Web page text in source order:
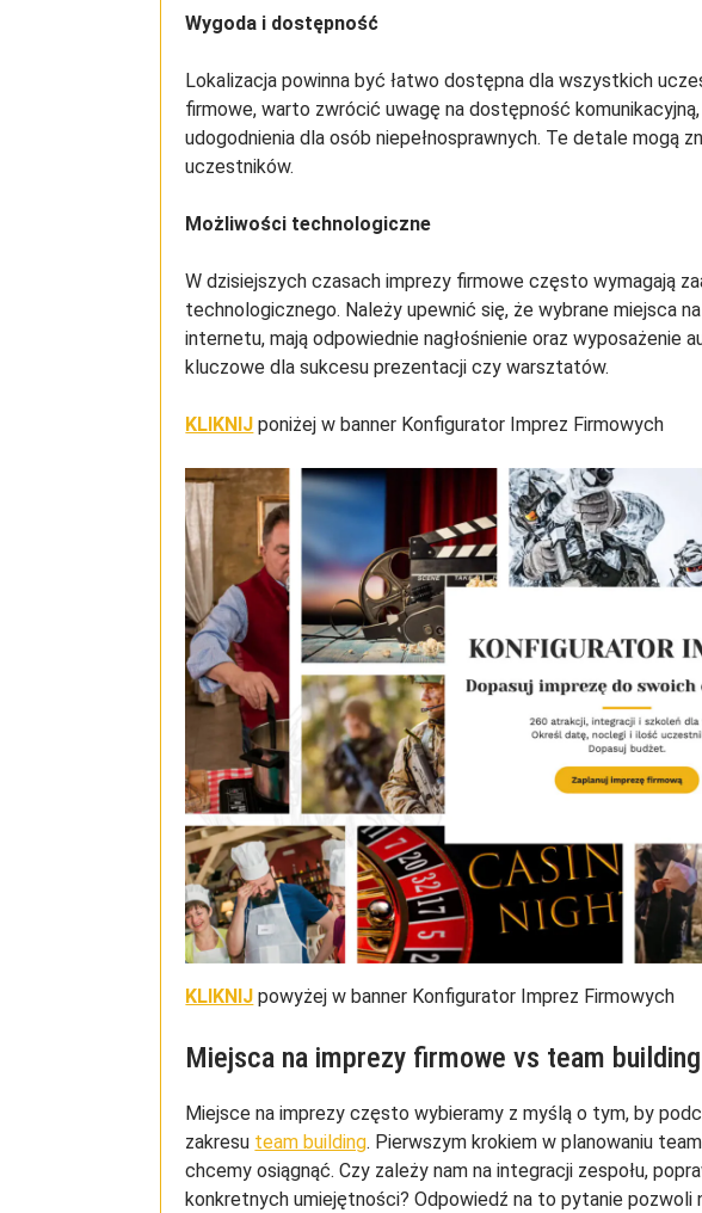
Wygoda i dostępność
Lokalizacja powinna być łatwo dostępna dla wszystkich
firmowe, warto zwrócić uwagę na dostępność
udogodnienia dla osób niepełnosprawnych. Te detale mogą
uczestników.
Możliwości technologiczne
W dzisiejszych czasach imprezy firmowe często wymagają
technologicznego. Należy upewnić się, że wybrane miejsca
internetu, mają odpowiednie nagłośnienie oraz wyposażenie
kluczowe dla sukcesu prezentacji czy warsztatów.
KLIKNIJ poniżej w banner Konfigurator Imprez Firmowych
KLIKNIJ powyżej w banner Konfigurator Imprez Firmowych
Miejsca na imprezy firmowe vs team building
Miejsce na imprezy często wybieramy z myślą o tym, by
zakresu team building. Pierwszym krokiem w planowaniu
chcemy osiągnąć. Czy zależy nam na integracji zespołu,
konkretnych umiejętności? Odpowiedź na to pytanie